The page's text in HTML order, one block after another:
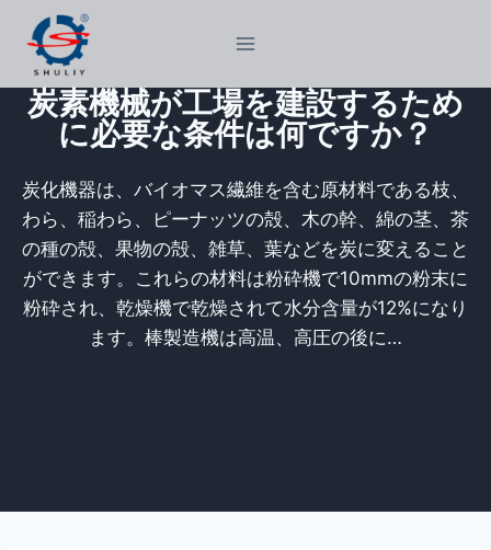
炭素機械が工場を建設するため
に必要な条件は何ですか？
炭化機器は、バイオマス繊維を含む原材料である枝、
わら、稲わら、ピーナッツの殻、木の幹、綿の茎、茶
の種の殻、果物の殻、雑草、葉などを炭に変えること
ができます。これらの材料は粉砕機で10mmの粉末に
粉砕され、乾燥機で乾燥されて水分含量が12%になり
ます。棒製造機は高温、高圧の後に…